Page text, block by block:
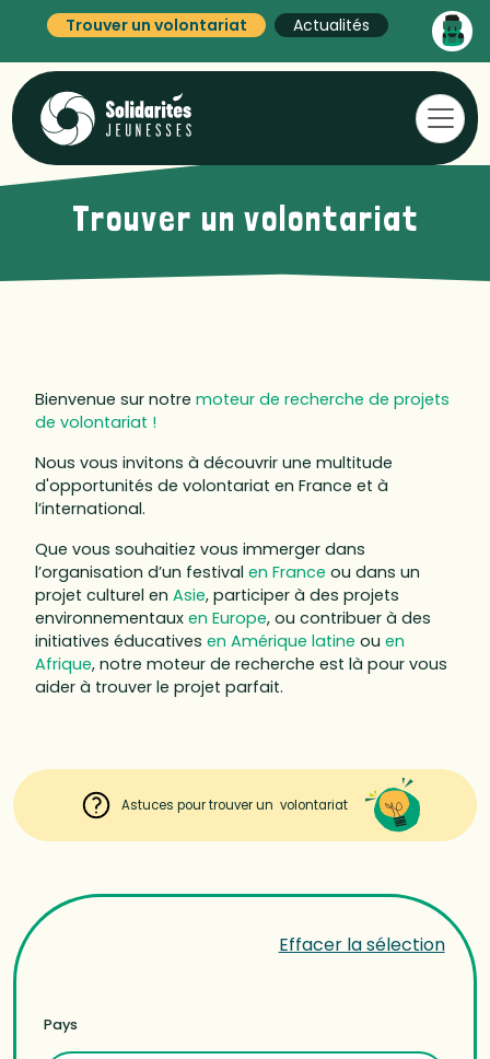
Trouver un volontariat Actualités
Trouver un volontariat
Bienvenue sur notre moteur de recherche de projets
de volontariat !
Nous vous invitons à découvrir une multitude
d'opportunités de volontariat en France et à
l’international.
Que vous souhaitiez vous immerger dans
l’organisation d’un festival en France ou dans un
projet culturel en Asie, participer à des projets
environnementaux en Europe, ou contribuer à des
initiatives éducatives en Amérique latine ou en
Afrique, notre moteur de recherche est là pour vous
aider à trouver le projet parfait.
Astuces pour trouver un volontariat
Effacer la sélection
Pays